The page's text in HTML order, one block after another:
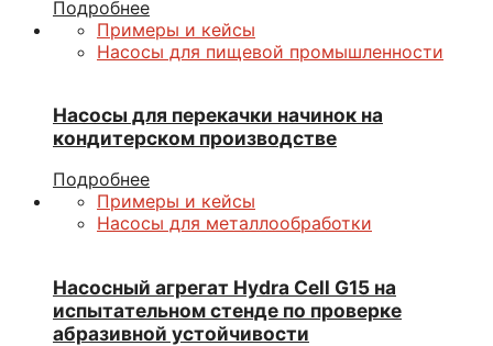
Подробнее
Примеры и кейсы
Насосы для пищевой промышленности
Насосы для перекачки начинок на
кондитерском производстве
Подробнее
Примеры и кейсы
Насосы для металлообработки
Насосный агрегат Hydra Cell G15 на
испытательном стенде по проверке
абразивной устойчивости